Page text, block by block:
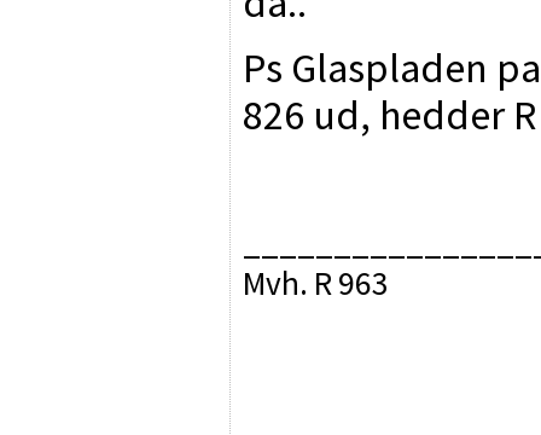
Ps Glaspladen
826 ud, hedder
Mvh. R 963